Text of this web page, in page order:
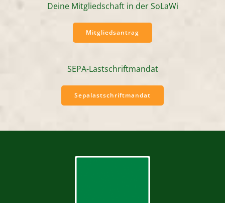
Deine Mitgliedschaft in der SoLaWi
Mitgliedsantrag
SEPA-Lastschriftmandat
Sepalastschriftmandat